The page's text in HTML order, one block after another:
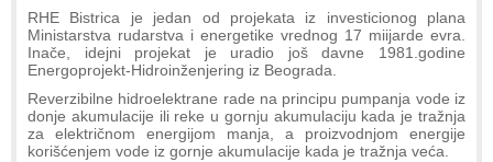
RHE Bistrica je jedan od projekata iz investicionog plana
Ministarstva rudarstva i energetike vrednog 17 miijarde evra.
Inače, idejni projekat je uradio još davne 1981.godine
Energoprojekt-Hidroinženjering iz Beograda.
Reverzibilne hidroelektrane rade na principu pumpanja vode iz
donje akumulacije ili reke u gornju akumulaciju kada je tražnja
za električnom energijom manja, a proizvodnjom energije
korišćenjem vode iz gornje akumulacije kada je tražnja veća.